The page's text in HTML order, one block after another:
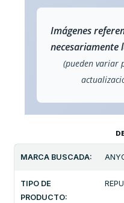
Imágenes
necesariamente
(pueden variar
MARCA BUSCADA:
TIPO DE
PRODUCTO: